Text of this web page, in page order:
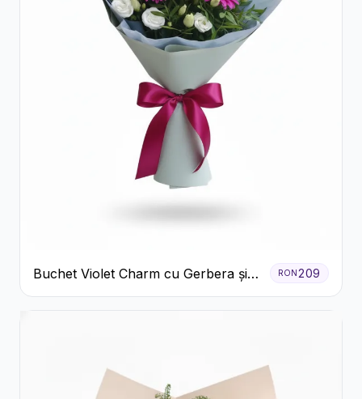
Buchet Violet Charm cu Gerbera și
Lisianthus Alb
RON 209